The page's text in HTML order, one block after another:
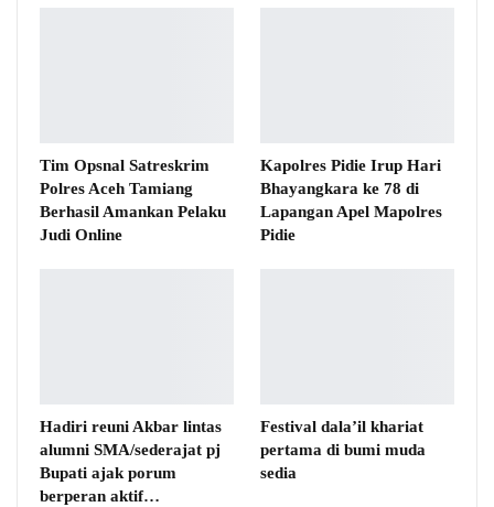
Tim Opsnal Satreskrim
Polres Aceh Tamiang
Berhasil Amankan Pelaku
Judi Online
Kapolres Pidie Irup Hari
Bhayangkara ke 78 di
Lapangan Apel Mapolres
Pidie
Hadiri reuni Akbar lintas
alumni SMA/sederajat pj
Bupati ajak porum
berperan aktif…
Festival dala’il khariat
pertama di bumi muda
sedia